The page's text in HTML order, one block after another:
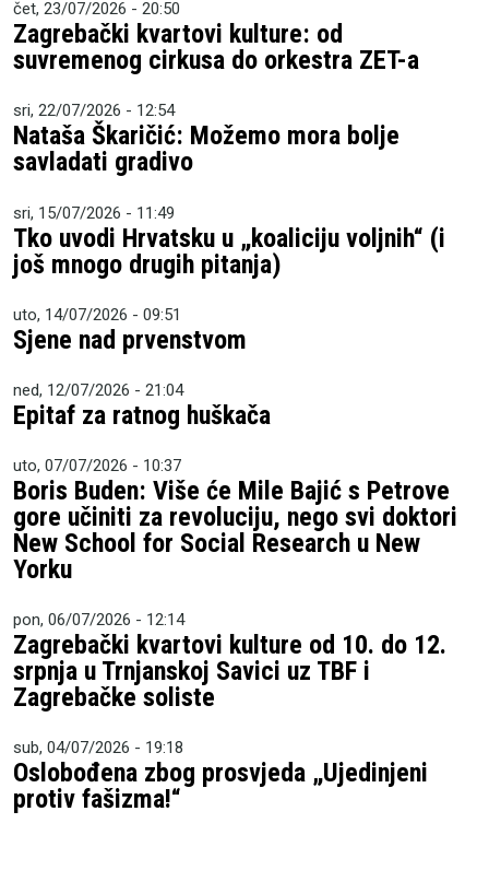
čet, 23/07/2026 - 20:50
Zagrebački kvartovi kulture: od
suvremenog cirkusa do orkestra ZET-a
sri, 22/07/2026 - 12:54
Nataša Škaričić: Možemo mora bolje
savladati gradivo
sri, 15/07/2026 - 11:49
Tko uvodi Hrvatsku u „koaliciju voljnih“ (i
još mnogo drugih pitanja)
uto, 14/07/2026 - 09:51
Sjene nad prvenstvom
ned, 12/07/2026 - 21:04
Epitaf za ratnog huškača
uto, 07/07/2026 - 10:37
Boris Buden: Više će Mile Bajić s Petrove
gore učiniti za revoluciju, nego svi doktori
New School for Social Research u New
Yorku
pon, 06/07/2026 - 12:14
Zagrebački kvartovi kulture od 10. do 12.
srpnja u Trnjanskoj Savici uz TBF i
Zagrebačke soliste
sub, 04/07/2026 - 19:18
Oslobođena zbog prosvjeda „Ujedinjeni
protiv fašizma!“